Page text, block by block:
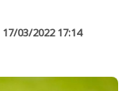
17/03/2022 17:14